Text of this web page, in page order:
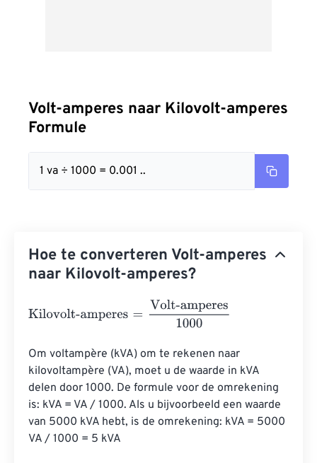
Volt-amperes naar Kilovolt-amperes
Formule
1 va ÷ 1000 = 0.001 ..
Hoe te converteren Volt-amperes
naar Kilovolt-amperes?
Kilovolt-amperes Volt-amperes1000
Om voltampère (kVA) om te rekenen naar
kilovoltampère (VA), moet u de waarde in kVA
delen door 1000. De formule voor de omrekening
is: kVA = VA / 1000. Als u bijvoorbeeld een waarde
van 5000 kVA hebt, is de omrekening: kVA = 5000
VA / 1000 = 5 kVA